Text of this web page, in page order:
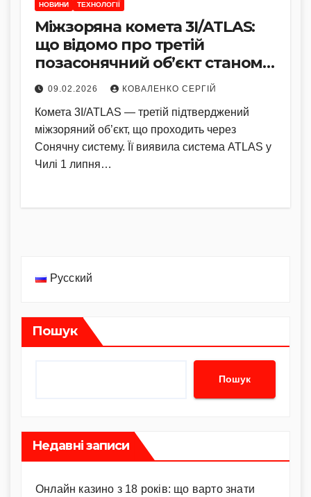
НОВИНИ ТЕХНОЛОГІЇ
Міжзоряна комета 3I/ATLAS:
що відомо про третій
позасонячний об’єкт станом
на лютий 2026 року
09.02.2026 КОВАЛЕНКО СЕРГІЙ
Комета 3I/ATLAS — третій підтверджений
міжзоряний об’єкт, що проходить через
Сонячну систему. Її виявила система ATLAS у
Чилі 1 липня…
Русский
Пошук
Пошук
Недавні записи
Онлайн казино з 18 років: що варто знати